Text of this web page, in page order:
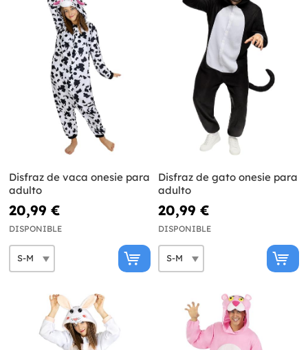
Disfraz de vaca onesie para
adulto
20,99 €
DISPONIBLE
Disfraz de gato onesie para
adulto
20,99 €
DISPONIBLE